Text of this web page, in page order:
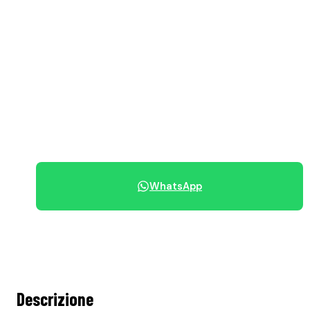
WhatsApp
Descrizione